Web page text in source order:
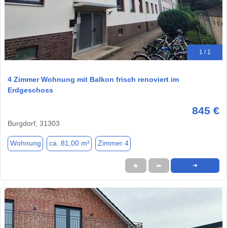
1 / 1
4 Zimmer Wohnung mit Balkon frisch renoviert im
Erdgeschoss
845 €
Burgdorf, 31303
Wohnung ca. 81,00 m² Zimmer 4
★ ➦ ➜